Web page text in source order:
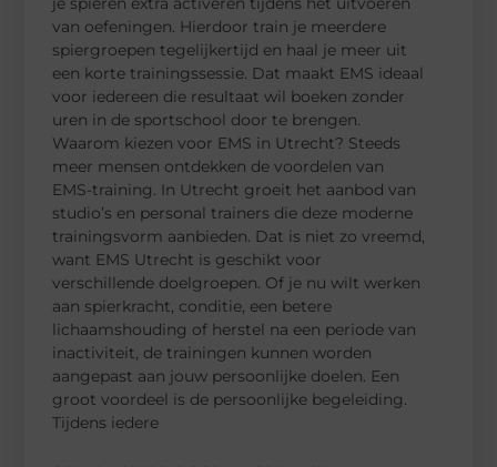
van oefeningen. Hierdoor train je meerdere
spiergroepen tegelijkertijd en haal je meer uit
een korte trainingssessie. Dat maakt EMS ideaal
voor iedereen die resultaat wil boeken zonder
uren in de sportschool door te brengen.
Waarom kiezen voor EMS in Utrecht? Steeds
meer mensen ontdekken de voordelen van
EMS-training. In Utrecht groeit het aanbod van
studio’s en personal trainers die deze moderne
trainingsvorm aanbieden. Dat is niet zo vreemd,
want EMS Utrecht is geschikt voor
verschillende doelgroepen. Of je nu wilt werken
aan spierkracht, conditie, een betere
lichaamshouding of herstel na een periode van
inactiviteit, de trainingen kunnen worden
aangepast aan jouw persoonlijke doelen. Een
groot voordeel is de persoonlijke begeleiding.
Tijdens iedere